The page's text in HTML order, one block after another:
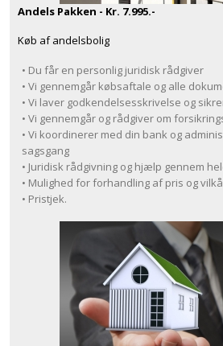
Andels Pakken - Kr. 7.995.-
Køb af andelsbolig
• Du får en personlig juridisk rådgiver
• Vi gennemgår købsaftale og alle
• Vi laver godkendelsesskrivelse og
• Vi gennemgår og rådgiver om
• Vi koordinerer med din bank og
sagsgang
• Juridisk rådgivning og hjælp gennem
• Mulighed for forhandling af pris og
• Pristjek.